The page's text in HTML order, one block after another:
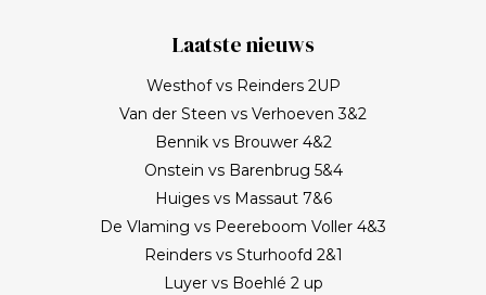
Laatste nieuws
Westhof vs Reinders 2UP
Van der Steen vs Verhoeven 3&2
Bennik vs Brouwer 4&2
Onstein vs Barenbrug 5&4
Huiges vs Massaut 7&6
De Vlaming vs Peereboom Voller 4&3
Reinders vs Sturhoofd 2&1
Luyer vs Boehlé 2 up